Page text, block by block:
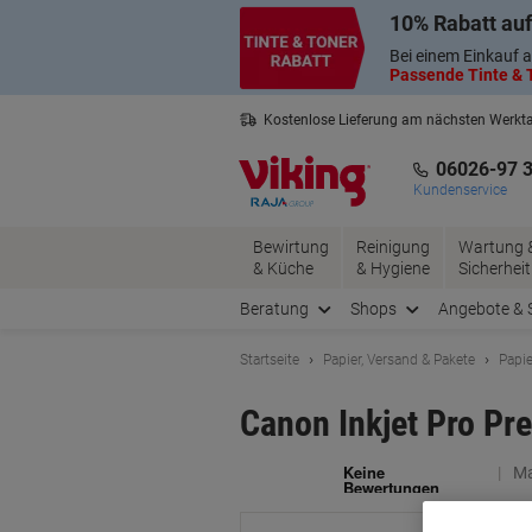
10% Rabatt
Bei einem Einkauf
Passende Tinte &
Kostenlose Lieferung am nächsten
06026-97
Kundenservice
Bewirtung
& Küche
Reinigung
& Hygiene
Wartung
Sicherheit
Beratung Shops Angebote &
Startseite Papier, Versand & Pakete
Canon Inkjet Pro